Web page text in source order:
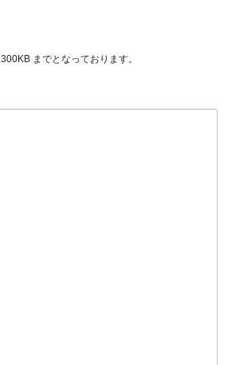
までとなっております。